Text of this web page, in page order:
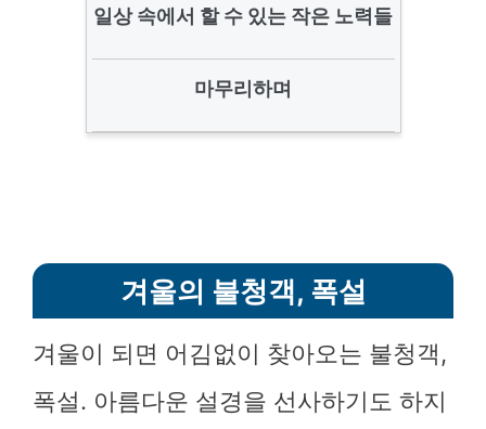
일상 속에서 할 수 있는 작은 노력들
마무리하며
겨울의 불청객, 폭설
겨울이 되면 어김없이 찾아오는 불청객,
폭설. 아름다운 설경을 선사하기도 하지